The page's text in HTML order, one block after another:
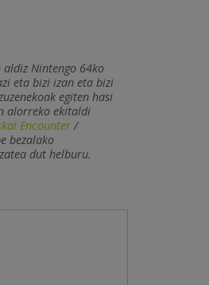
Nintengo 64ko
eta bizi izan eta bizi
egiten hasi
alorreko ekitaldi
Encounter/
bezalako
dut helburu.